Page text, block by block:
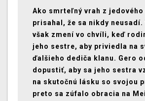
Ako smrteľný vrah z jedového
prisahal, že sa nikdy neusadí.
však zmení vo chvíli, keď
jeho sestre, aby priviedla na
ďalšieho dediča klanu. Gero
dopustiť, aby sa jeho sestra
na skutočnú lásku so svojou
preto sa zúfalo obracia na